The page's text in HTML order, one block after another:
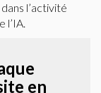
l’activité
l’IA.
en